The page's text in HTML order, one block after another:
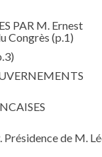
PAR M. Ernest
Congrès (p.1)
Présidence de M.